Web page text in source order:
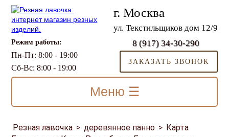
г. Москва
ул. Текстильщиков дом 12/9
Режим работы:
Пн-Пт: 8:00 - 19:00
Сб-Вс: 8:00 - 19:00
8 (917) 34-30-290
ЗАКАЗАТЬ ЗВОНОК
Меню ☰
Резная лавочка > деревянное панно > Карта